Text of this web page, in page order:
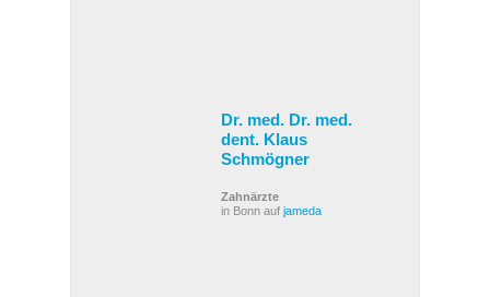
Dr. med. Dr. med.
dent. Klaus
Schmögner
Zahnärzte
in Bonn auf jameda